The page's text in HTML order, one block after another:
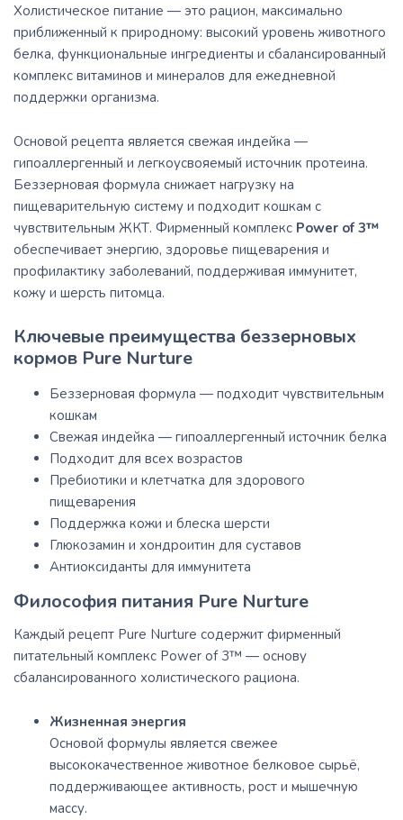
Холистическое питание — это рацион, максимально
приближенный к природному: высокий уровень животного
белка, функциональные ингредиенты и сбалансированный
комплекс витаминов и минералов для ежедневной
поддержки организма.
Основой рецепта является свежая индейка —
гипоаллергенный и легкоусвояемый источник протеина.
Беззерновая формула снижает нагрузку на
пищеварительную систему и подходит кошкам с
чувствительным ЖКТ. Фирменный комплекс Power of 3™
обеспечивает энергию, здоровье пищеварения и
профилактику заболеваний, поддерживая иммунитет,
кожу и шерсть питомца.
Ключевые преимущества беззерновых
кормов Pure Nurture
Беззерновая формула — подходит чувствительным
кошкам
Свежая индейка — гипоаллергенный источник белка
Подходит для всех возрастов
Пребиотики и клетчатка для здорового
пищеварения
Поддержка кожи и блеска шерсти
Глюкозамин и хондроитин для суставов
Антиоксиданты для иммунитета
Философия питания Pure Nurture
Каждый рецепт Pure Nurture содержит фирменный
питательный комплекс Power of 3™ — основу
сбалансированного холистического рациона.
Жизненная энергия
Основой формулы является свежее
высококачественное животное белковое сырьё,
поддерживающее активность, рост и мышечную
массу.